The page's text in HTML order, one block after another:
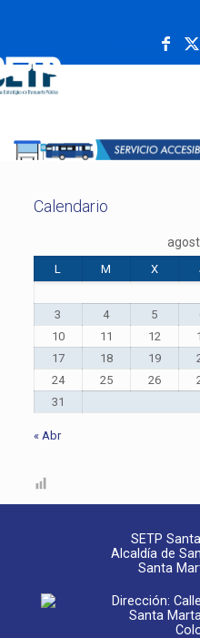
Calendario
L M X
3
4 5
10
11 12
17
18 19
24
25 26
31
« Abr
SETP
Alcaldía de
Santa
Dirección:
Santa